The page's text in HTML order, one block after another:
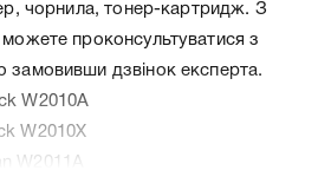
чорнила, тонер-картридж. З
проконсультуватися з
дзвінок експерта.
W2010A
W2010X
W2011A